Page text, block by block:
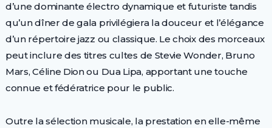
d’une dominante électro dynamique et futuriste tandis
qu’un dîner de gala privilégiera la douceur et l’élégance
d’un répertoire jazz ou classique. Le choix des morceaux
peut inclure des titres cultes de Stevie Wonder, Bruno
Mars, Céline Dion ou Dua Lipa, apportant une touche
connue et fédératrice pour le public.
Outre la sélection musicale, la prestation en elle-même